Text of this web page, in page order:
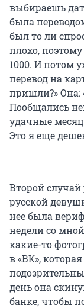
выбираешь
была
был то ли
плохо,
1000. И потом
перевод на
пришли?» Она:
Пообщались
удачные
Это я еще
Второй случай
русской
нее была
недели со
какие-то
в «ВК»,
день она
банке, чтобы